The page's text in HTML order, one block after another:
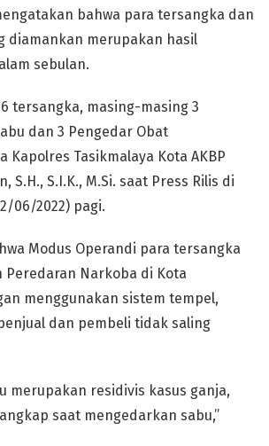
bahwa para tersangka dan
diamankan merupakan hasil
sebulan.
tersangka, masing-masing 3
dan 3 Pengedar Obat
Kapolres Tasikmalaya Kota AKBP
S.H., S.I.K., M.Si. saat Press Rilis di
06/2022) pagi.
Modus Operandi para tersangka
Peredaran Narkoba di Kota
menggunakan sistem tempel,
dan pembeli tidak saling
merupakan residivis kasus ganja,
saat mengedarkan sabu,”